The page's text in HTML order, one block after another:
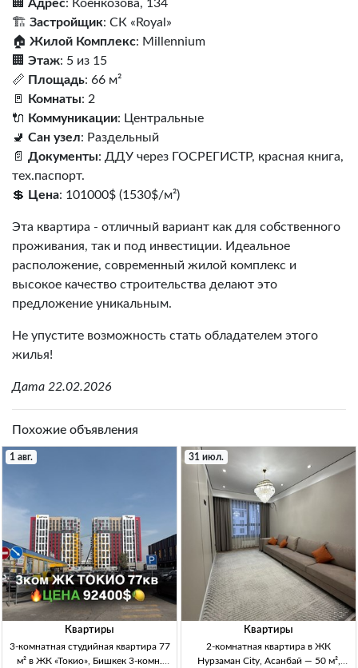
🏢 Адрес: Коенкозова, 134
🏗️ Застройщик: СК «Royal»
🏠 Жилой Комплекс: Millennium
🏢 Этаж: 5 из 15
📏 Площадь: 66 м²
🚪
Комнаты: 2
🔌 Коммуникации: Центральные
🚽 Сан узел: Раздельный
📄 Документы: ДДУ через ГОСРЕГИСТР, красная книга,
тех.паспорт.
💲 Цена: 101000$ (1530$/м²)
Эта квартира - отличный вариант как для собственного
проживания, так и под инвестиции. Идеальное
расположение, современный жилой комплекс и
высокое качество строительства делают это
предложение уникальным.
Не упустите возможность стать обладателем этого
жилья!
Дата 22.02.2026
Похожие объявления
1 авг.
Квартиры
3-комнатная студийная квартира 77
м² в ЖК «Токио», Бишкек 3-комн.
31 июл.
Квартиры
2-комнатная квартира в ЖК
Нурзаман City, Асанбай — 50 м²,